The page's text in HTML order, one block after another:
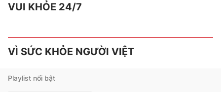
VUI KHỎE 24/7
VÌ SỨC KHỎE NGƯỜI VIỆT
Playlist nổi bật